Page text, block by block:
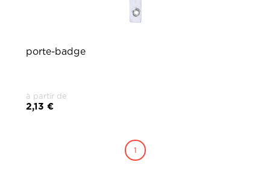
porte-badge
à partir de
2,13 €
1